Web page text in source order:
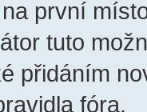
první
tuto
přidáním
fóra.